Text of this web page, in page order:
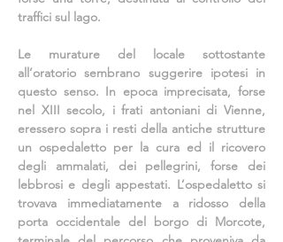
traffici sul lago.
Le murature del locale sottostante
all’oratorio sembrano suggerire ipotesi in
questo senso. In epoca imprecisata, forse
nel XIII secolo, i frati antoniani di Vienne,
eressero sopra i resti della antiche strutture
un ospedaletto per la cura ed il ricovero
degli ammalati, dei pellegrini, forse dei
lebbrosi e degli appestati. L’ospedaletto si
trovava immediatamente a ridosso della
porta occidentale del borgo di Morcote,